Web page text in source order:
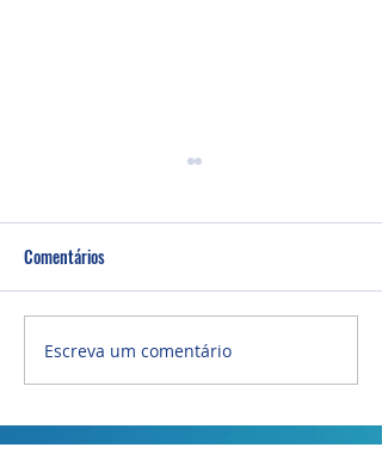
Comentários
Escreva um comentário